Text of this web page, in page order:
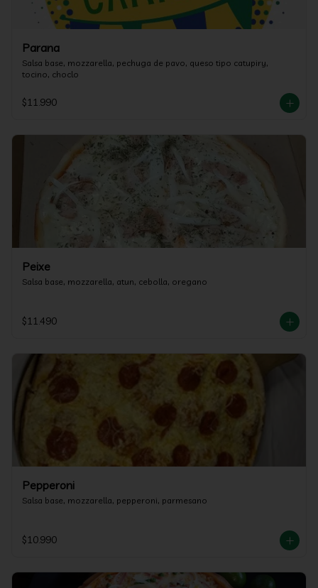
Parana
Salsa base, mozzarella, pechuga de pavo, queso tipo catupiry,
tocino, choclo
$11.990
Peixe
Salsa base, mozzarella, atun, cebolla, oregano
$11.490
Pepperoni
Salsa base, mozzarella, pepperoni, parmesano
$10.990